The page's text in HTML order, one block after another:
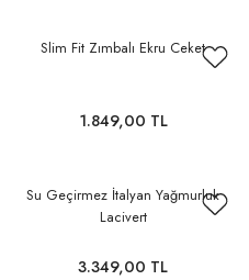
Slim Fit Zımbalı Ekru Ceket
1.849,00 TL
Su Geçirmez İtalyan Yağmurluk
Lacivert
3.349,00 TL